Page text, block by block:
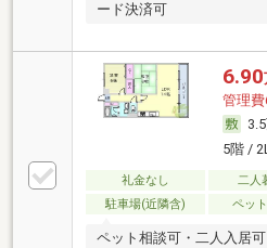
ード決済可
6.90
管理費
5階 /
礼金なし 二人
駐車場(近隣含)
ペッ
ペット相談可・二人入居